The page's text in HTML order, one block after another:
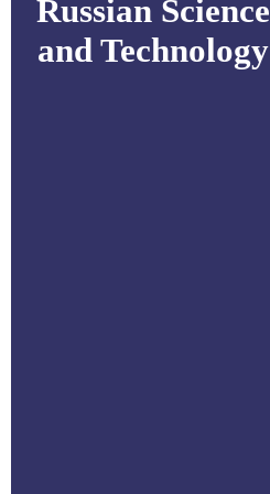
Russian Science
and Technology